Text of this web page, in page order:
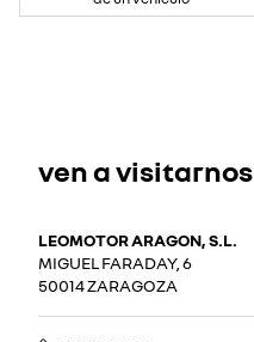
ven a visitarnos
LEOMOTOR ARAGON, S.L.
MIGUEL FARADAY, 6
50014 ZARAGOZA